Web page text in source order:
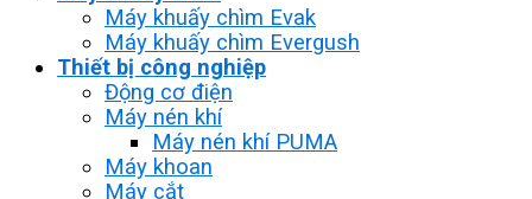
Máy khuấy chìm Evak
Máy khuấy chìm Evergush
Thiết bị công nghiệp
Động cơ điện
Máy nén khí
Máy nén khí PUMA
Máy khoan
Máy cắt